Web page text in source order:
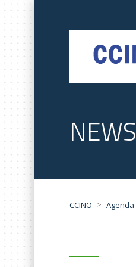
NEWS
CCINO > Agenda